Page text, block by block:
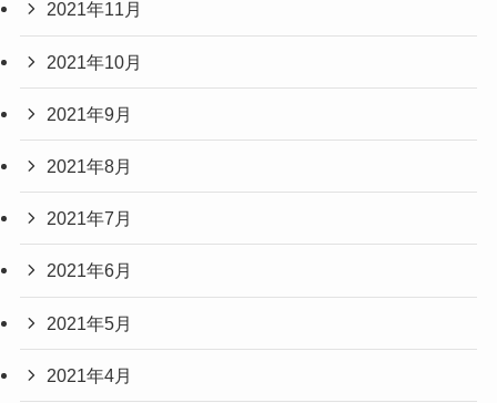
2021年11月
2021年10月
2021年9月
2021年8月
2021年7月
2021年6月
2021年5月
2021年4月